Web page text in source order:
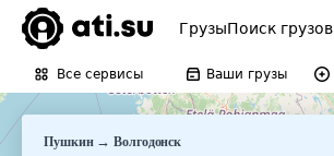
ГрузыПоиск грузов
Все сервисы Ваши грузы
Пушкин→Волгодонск